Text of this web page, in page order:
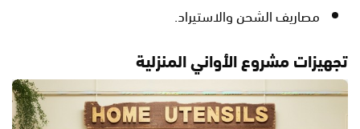
مصاريف الشحن والاستيراد.
تجهيزات مشروع الأواني المنزلية